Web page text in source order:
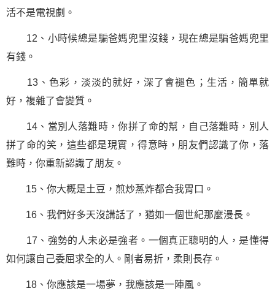
活不是電視劇。
12、小時候總是騙爸媽兜里沒錢，現在總是騙爸媽兜里
有錢。
13、色彩，淡淡的就好，深了會褪色；生活，簡單就
好，複雜了會變質。
14、當別人落難時，你拼了命的幫，自己落難時，別人
拼了命的笑，這些都是現實，得意時，朋友們認識了你，落
難時，你重新認識了朋友。
15、你大概是土豆，煎炒蒸炸都合我胃口。
16、我們好多天沒講話了，猶如一個世紀那麼漫長。
17、強勢的人未必是強者。一個真正聰明的人，是懂得
如何讓自己委屈求全的人。剛者易折，柔則長存。
18、你應該是一場夢，我應該是一陣風。